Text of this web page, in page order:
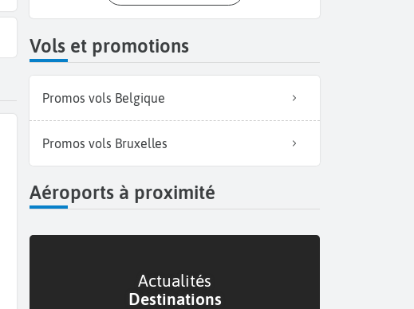
Vols et promotions
Promos vols Belgique
Promos vols Bruxelles
Aéroports à proximité
Actualités
Destinations